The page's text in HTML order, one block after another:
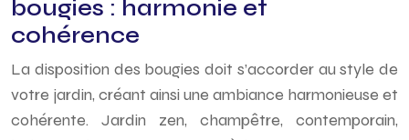
bougies : harmonie et
cohérence
La disposition des bougies doit s’accorder au style de
votre jardin, créant ainsi une ambiance harmonieuse et
cohérente. Jardin zen, champêtre, contemporain,